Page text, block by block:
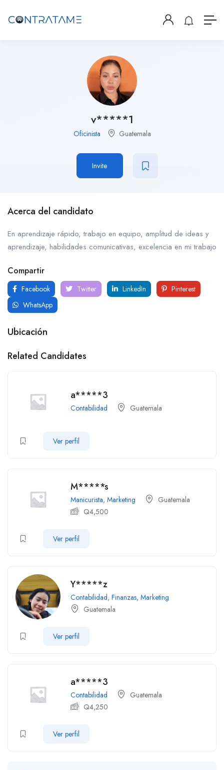
v*****1
Oficinista Guatemala
Invite
Acerca del candidato
En aprendizaje rápido, trabajo en equipo, amplitud de ideas y
aprendizaje, habilidades comunicativas, excelencia en mi trabajo
Compartir
Facebook Twitter LinkedIn
Pinterest
WhatsApp
Ubicación
Related Candidates
a*****3
Contabilidad Guatemala
Ver perfil
M*****s
Manicurista, Marketing
Guatemala
Q4,500
Ver perfil
Y*****z
Contabilidad, Finanzas, Marketing
Guatemala
Ver perfil
a*****3
Contabilidad
Guatemala
Q4,250
Ver perfil